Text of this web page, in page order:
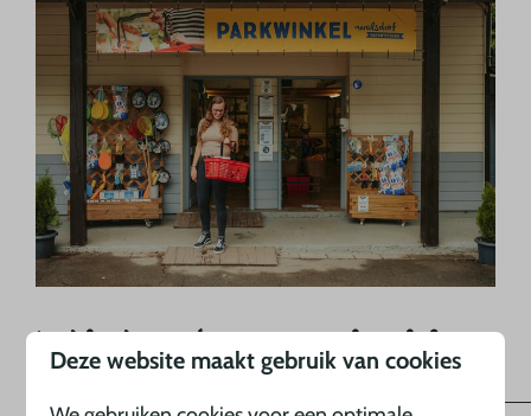
Wat kunt u vinden in onze parkwinkel:
Deze website maakt gebruik van cookies